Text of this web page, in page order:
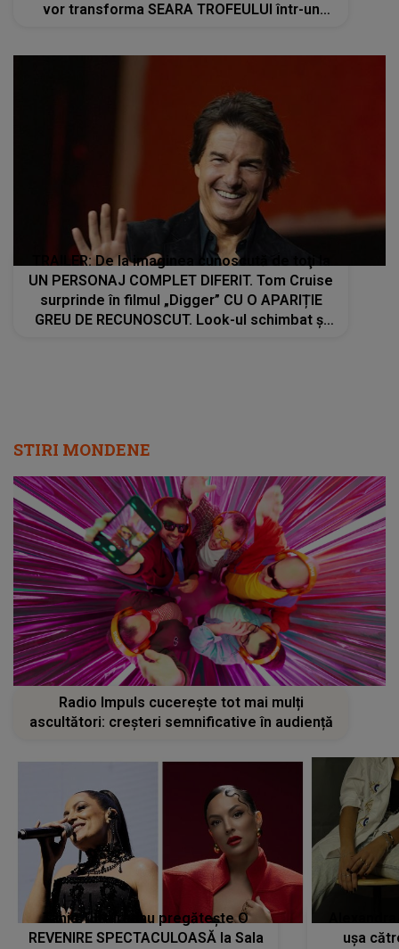
vor transforma SEARA TROFEULUI într-un
TRAILER: De la imaginea cunoscută de toţi la
UN PERSONAJ COMPLET DIFERIT. Tom Cruise
surprinde în filmul „Digger” CU O APARIȚIE
GREU DE RECUNOSCUT. Look-ul schimbat şi
STIRI MONDENE
Radio Impuls cucerește tot mai mulți
ascultători: creșteri semnificative în audiență
Tania Turtureanu pregătește O
REVENIRE SPECTACULOASĂ la Sala
ușa